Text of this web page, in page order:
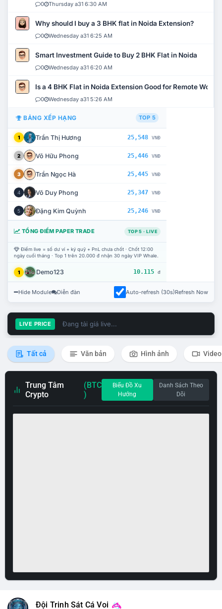
0 Thursday a31 6:30 AM
Why should I buy a 3 BHK flat in Noida Extension?
0 Wednesday a31 6:25 AM
Smart Investment Guide to Buy 2 BHK Flat in Noida
0 Wednesday a31 6:20 AM
Is a 4 BHK Flat in Noida Extension Good for Remote Work?
0 Wednesday a31 5:26 AM
BẢNG XẾP HẠNG TOP 5
1 Trần Thị Hương 25,548 VNĐ
2 Võ Hữu Phong 25,446 VNĐ
3 Trần Ngọc Hà 25,445 VNĐ
4 Võ Duy Phong 25,347 VNĐ
5 Đặng Kim Quỳnh 25,246 VNĐ
TỔNG ĐIỂM PAPER TRADE TOP 5 · LIVE
Điểm live = số dư ví + ký quỹ + PnL chưa chốt · Chốt 12:00
ngày cuối tháng · Top 1 trên 20.000 đ nhận 30 ngày VIP Whale.
1 Demo123 10.115 đ
Hide Module Diễn đàn Auto-refresh (30s)Refresh Now
LIVE PRICE Đang tải giá live...
Tất cả Văn bản Hình ảnh Video
Trung Tâm
Crypto
(BTC
)
Biểu Đồ Xu
Hướng
Danh Sách Theo
Dõi
Đội Trinh Sát Cá Voi